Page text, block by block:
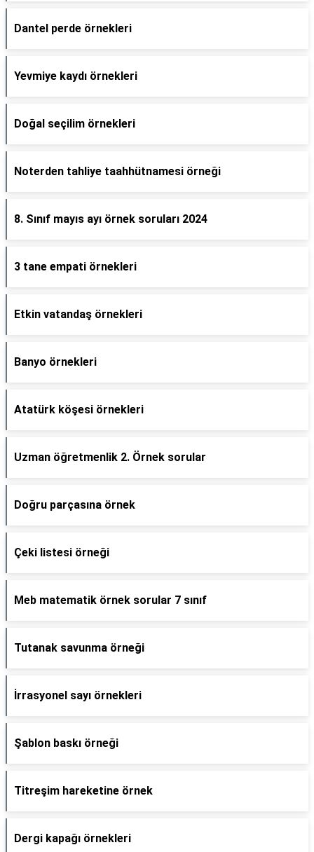
Dantel perde örnekleri
Yevmiye kaydı örnekleri
Doğal seçilim örnekleri
Noterden tahliye taahhütnamesi örneği
8. Sınıf mayıs ayı örnek soruları 2024
3 tane empati örnekleri
Etkin vatandaş örnekleri
Banyo örnekleri
Atatürk köşesi örnekleri
Uzman öğretmenlik 2. Örnek sorular
Doğru parçasına örnek
Çeki listesi örneği
Meb matematik örnek sorular 7 sınıf
Tutanak savunma örneği
İrrasyonel sayı örnekleri
Şablon baskı örneği
Titreşim hareketine örnek
Dergi kapağı örnekleri